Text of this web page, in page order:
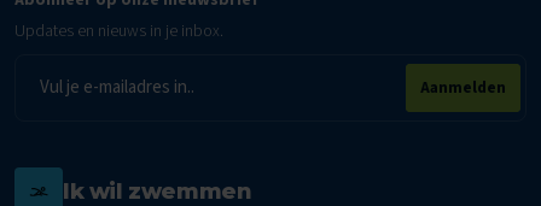
Updates en nieuws in je inbox.
mailadres
Aanmelden
Ik wil zwemmen